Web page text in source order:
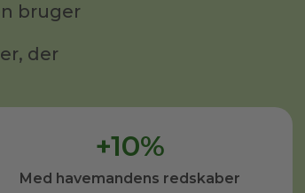
bruger
der
+10%
Med havemandens redskaber